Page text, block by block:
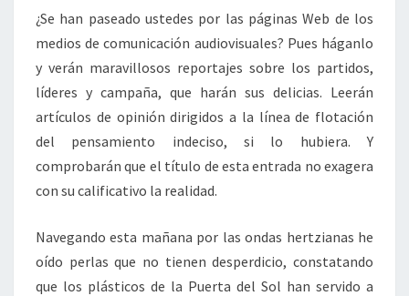
¿Se han paseado ustedes por las páginas Web de los
medios de comunicación audiovisuales? Pues háganlo
y verán maravillosos reportajes sobre los partidos,
líderes y campaña, que harán sus delicias. Leerán
artículos de opinión dirigidos a la línea de flotación
del pensamiento indeciso, si lo hubiera. Y
comprobarán que el título de esta entrada no exagera
con su calificativo la realidad.
Navegando esta mañana por las ondas hertzianas he
oído perlas que no tienen desperdicio, constatando
que los plásticos de la Puerta del Sol han servido a